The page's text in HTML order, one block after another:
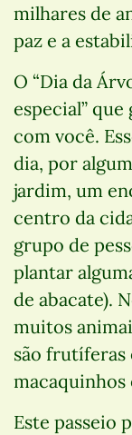
milhares de
paz e a
O “Dia da
especial”
com você.
dia, por
jardim, um
centro da
grupo de
plantar
de abacate).
muitos
são frutíferas
macaquinhos
Este passeio